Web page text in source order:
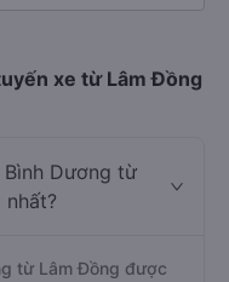
xe từ Lâm Đồng
Dương từ
từ Lâm Đồng được